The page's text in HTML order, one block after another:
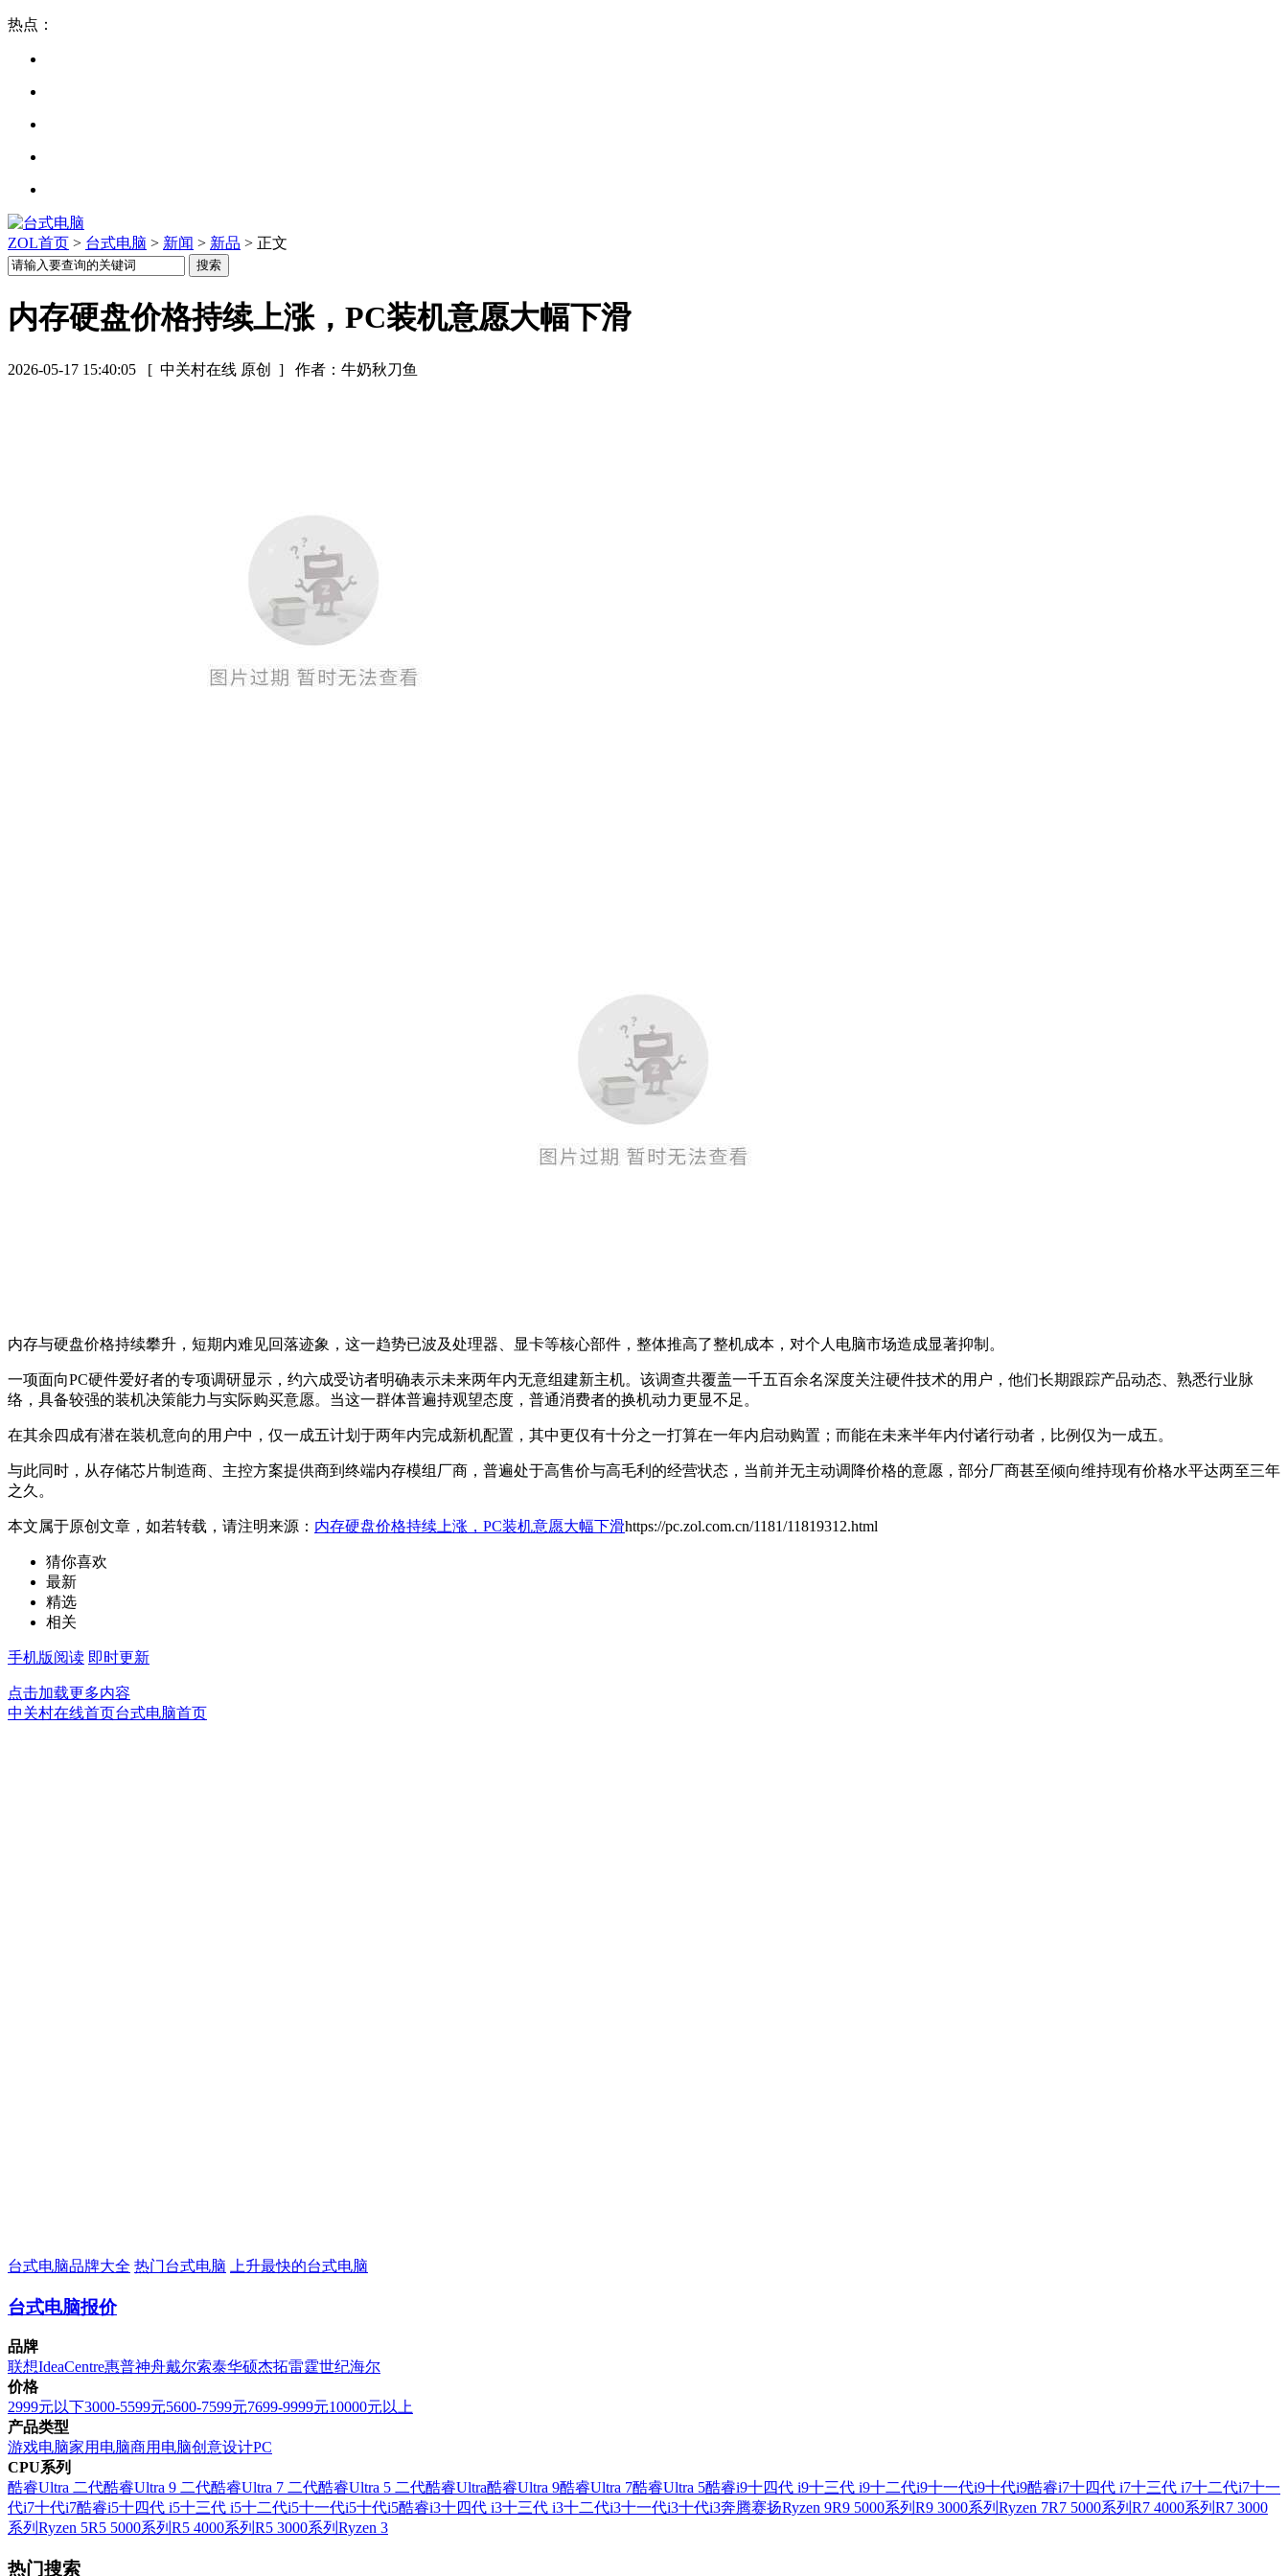
热点：
ZOL首页 > 台式电脑 > 新闻 > 新品 > 正文
内存硬盘价格持续上涨，PC装机意愿大幅下滑
2026-05-17 15:40:05 [ 中关村在线 原创 ] 作者：牛奶秋刀鱼
内存与硬盘价格持续攀升，短期内难见回落迹象，这一趋势已波及处理器、显卡等核心部件，整体推高了整机成本，对个人电脑市场造成显著抑制。
一项面向PC硬件爱好者的专项调研显示，约六成受访者明确表示未来两年内无意组建新主机。该调查共覆盖一千五百余名深度关注硬件技术的用户，他们长期跟踪产品动态、熟悉行业脉
络，具备较强的装机决策能力与实际购买意愿。当这一群体普遍持观望态度，普通消费者的换机动力更显不足。
在其余四成有潜在装机意向的用户中，仅一成五计划于两年内完成新机配置，其中更仅有十分之一打算在一年内启动购置；而能在未来半年内付诸行动者，比例仅为一成五。
与此同时，从存储芯片制造商、主控方案提供商到终端内存模组厂商，普遍处于高售价与高毛利的经营状态，当前并无主动调降价格的意愿，部分厂商甚至倾向维持现有价格水平达两至三年
之久。
本文属于原创文章，如若转载，请注明来源： 内存硬盘价格持续上涨，PC装机意愿大幅下滑https://pc.zol.com.cn/1181/11819312.html
猜你喜欢
最新
精选
相关
手机版阅读 即时更新
点击加载更多内容
中关村在线首页台式电脑首页
台式电脑品牌大全 热门台式电脑 上升最快的台式电脑
台式电脑报价
品牌
联想IdeaCentre惠普神舟戴尔索泰华硕杰拓雷霆世纪海尔
价格
2999元以下3000-5599元5600-7599元7699-9999元10000元以上
产品类型
游戏电脑家用电脑商用电脑创意设计PC
CPU系列
酷睿Ultra 二代酷睿Ultra 9 二代酷睿Ultra 7 二代酷睿Ultra 5 二代酷睿Ultra酷睿Ultra 9酷睿Ultra 7酷睿Ultra 5酷睿i9十四代 i9十三代 i9十二代i9十一代i9十代i9酷睿i7十四代 i7十三代 i7十二代i7十一
代i7十代i7酷睿i5十四代 i5十三代 i5十二代i5十一代i5十代i5酷睿i3十四代 i3十三代 i3十二代i3十一代i3十代i3奔腾赛扬Ryzen 9R9 5000系列 R9 3000系列 Ryzen 7R7 5000系列 R7 4000系列 R7 3000
系列 Ryzen 5R5 5000系列 R5 4000系列 R5 3000系列 Ryzen 3
热门搜索